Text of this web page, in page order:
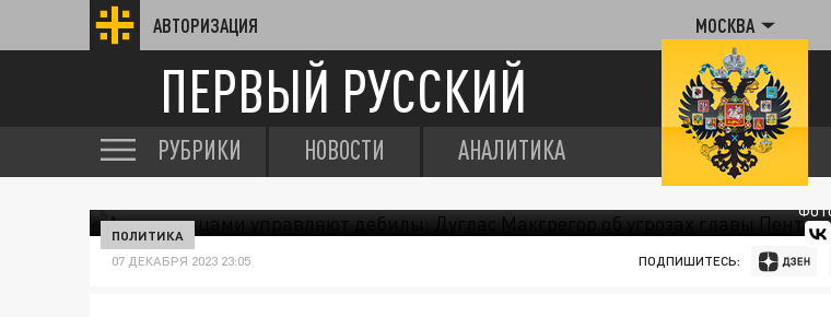
АВТОРИЗАЦИЯ МОСКВА
ПЕРВЫЙ РУССКИЙ
РУБРИКИ НОВОСТИ АНАЛИТИКА
ПОЛИТИКА
07 ДЕКАБРЯ 2023 23:05 ПОДПИШИТЕСЬ: